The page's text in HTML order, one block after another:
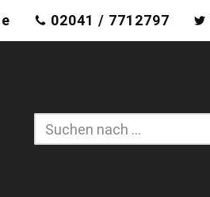
02041 / 7712797